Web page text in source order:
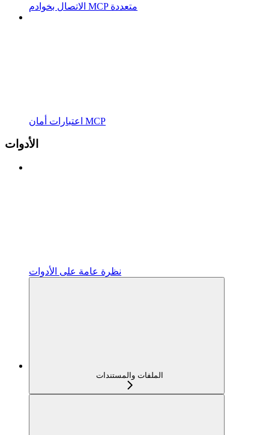
الاتصال بخوادم MCP متعددة
اعتبارات أمان MCP
الأدوات
نظرة عامة على الأدوات
الملفات والمستندات